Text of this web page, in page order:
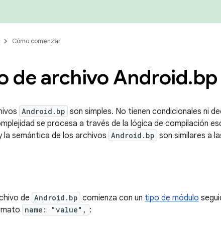
Cómo comenzar
de archivo Android.bp
Android.bp son simples. No tienen condicionales ni
se procesa a través de la lógica de compilación
la semántica de los archivos Android.bp son similares a
de Android.bp comienza con un tipo de módulo
name: "value", :